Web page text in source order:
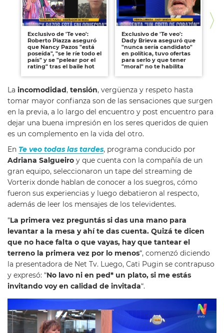
Exclusivo de 'Te veo':
Roberto Piazza aseguró
que Nancy Pazos "está
poseída", "se le ríe todo el
país" y se "pelear por el
rating" tras el baile hot
Exclusivo de 'Te veo':
Dady Brieva aseguró que
"nunca sería candidato"
en política, tuvo ofertas
para serlo y que tener
"moral" no te habilita
La incomodidad, tensión, vergüenza y respeto hasta
tomar mayor confianza son de las sensaciones que surgen
en la previa, a lo largo del encuentro y post encuentro para
dejar una buena impresión en los seres queridos de quien
es un complemento en la vida del otro.
En Te veo todas las tardes, programa conducido por
Adriana Salgueiro y que cuenta con la compañía de un
gran equipo, seleccionaron un tape del streaming de
Vorterix donde hablan de conocer a los suegros, cómo
fueron sus experiencias y luego debatieron al respecto,
además de leer los mensajes de los televidentes.
“La primera vez preguntás si das una mano para
levantar a la mesa y ahí te das cuenta. Quizá te dicen
que no hace falta o que vayas, hay que tantear el
terreno la primera vez por lo menos“, comenzó diciendo
la presentadora de Net Tv. Luego, Cati Pugin se contrapuso
y expresó: “No lavo ni en ped* un plato, si me estás
invitando voy en calidad de invitada“.